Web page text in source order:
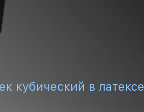
кубический в латексе